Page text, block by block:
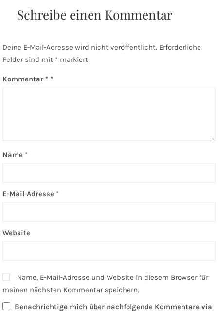
Schreibe einen Kommentar
Deine E-Mail-Adresse wird nicht veröffentlicht. Erforderliche
Felder sind mit * markiert
Kommentar *
Name *
E-Mail-Adresse *
Website
Name, E-Mail-Adresse und Website in diesem Browser für
meinen nächsten Kommentar speichern.
Benachrichtige mich über nachfolgende Kommentare via